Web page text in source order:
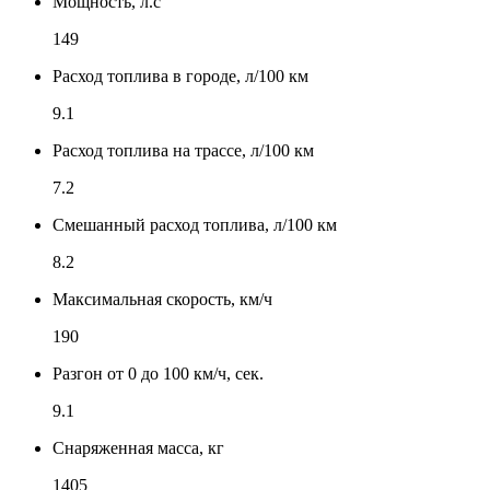
149
Расход топлива в городе, л/100 км
9.1
Расход топлива на трассе, л/100 км
7.2
Смешанный расход топлива, л/100 км
8.2
Максимальная скорость, км/ч
190
Разгон от 0 до 100 км/ч, сек.
9.1
Снаряженная масса, кг
1405